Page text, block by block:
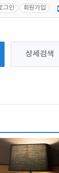
그인 회원가입
상세검색